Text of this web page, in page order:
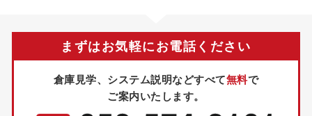
まずはお気軽にお電話ください
倉庫見学、システム説明などすべて無料で
ご案内いたします。